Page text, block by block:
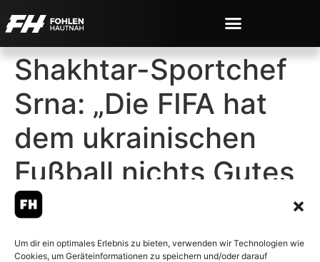
Um dir ein optimales Erlebnis zu bieten, verwenden wir Technologien wie
Cookies, um Geräteinformationen zu speichern und/oder darauf
Shakhtar-Sportchef
Srna: „Die FIFA hat
dem ukrainischen
Fußball nichts Gutes
gebracht“